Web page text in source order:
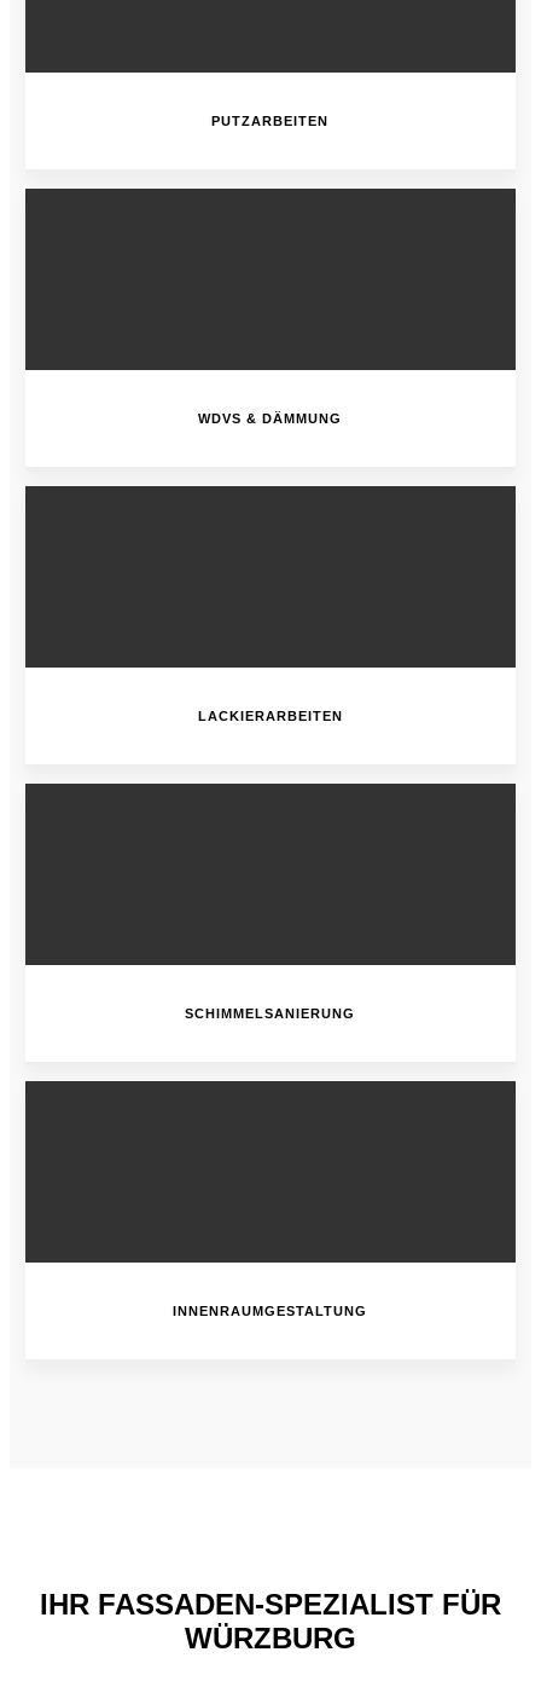
PUTZARBEITEN
WDVS & DÄMMUNG
LACKIERARBEITEN
SCHIMMELSANIERUNG
INNENRAUMGESTALTUNG
IHR FASSADEN-SPEZIALIST FÜR
WÜRZBURG